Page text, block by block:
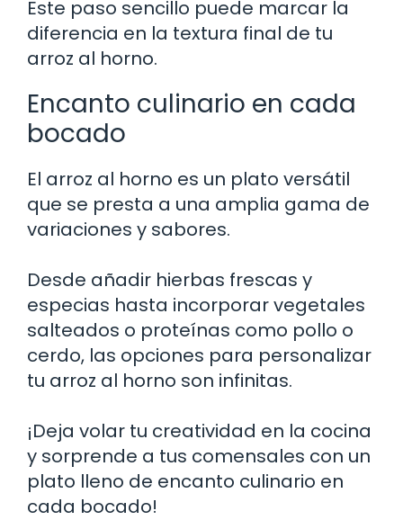
Este paso sencillo puede marcar la
diferencia en la textura final de tu
arroz al horno.
Encanto culinario en cada
bocado
El arroz al horno es un plato versátil
que se presta a una amplia gama de
variaciones y sabores.
Desde añadir hierbas frescas y
especias hasta incorporar vegetales
salteados o proteínas como pollo o
cerdo, las opciones para personalizar
tu arroz al horno son infinitas.
¡Deja volar tu creatividad en la cocina
y sorprende a tus comensales con un
plato lleno de encanto culinario en
cada bocado!